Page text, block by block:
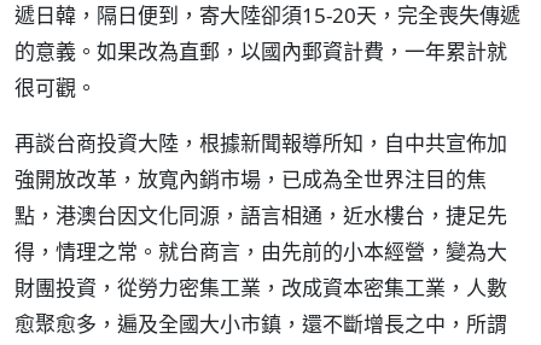
遞日韓，隔日便到，寄大陸卻須15-20天，完全喪失傳遞
的意義。如果改為直郵，以國內郵資計費，一年累計就
很可觀。
再談台商投資大陸，根據新聞報導所知，自中共宣佈加
強開放改革，放寬內銷市場，已成為全世界注目的焦
點，港澳台因文化同源，語言相通，近水樓台，捷足先
得，情理之常。就台商言，由先前的小本經營，變為大
財團投資，從勞力密集工業，改成資本密集工業，人數
愈聚愈多，遍及全國大小市鎮，還不斷增長之中，所謂